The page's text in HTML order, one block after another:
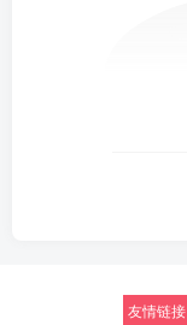
友情链接